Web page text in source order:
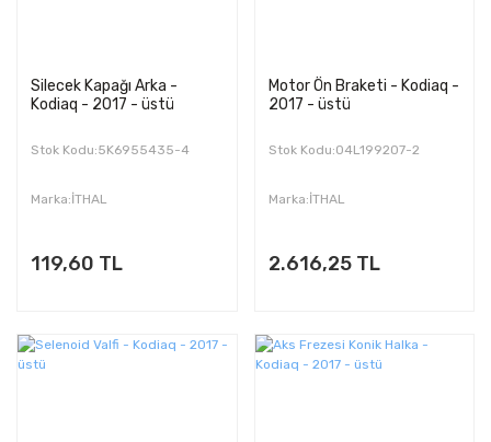
Silecek Kapağı Arka -
Kodiaq - 2017 - üstü
Stok Kodu:5K6955435-4
Marka:İTHAL
119,60 TL
Motor Ön Braketi - Kodiaq -
2017 - üstü
Stok Kodu:04L199207-2
Marka:İTHAL
2.616,25 TL